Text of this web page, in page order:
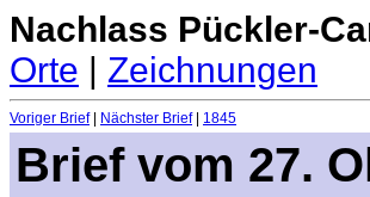
Nachlass Pückler-
Orte | Zeichnungen
Voriger Brief| Nächster Brief| 1845
Brief vom 27.